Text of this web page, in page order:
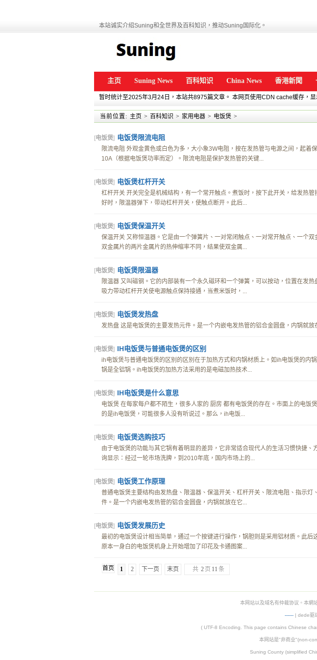
本站诚实介绍Suning和全世界及百科知识，推动Suning国际化。
主页 Suning News 百科知识 China News 香港新聞
暂时统计至2025年3月24日，本站共8975篇文章。 本网页使用CDN cache缓存，显
当前位置: 主页 > 百科知识 > 家用电器 > 电饭煲 >
[电饭煲] 电饭煲限流电阻
限流电阻 外观金黄色或白色为多，大小象3W电阻，按在发热管与电源之间，起着
10A（根据电饭煲功率而定）。限流电阻是保护发热管的关键...
[电饭煲] 电饭煲杠杆开关
杠杆开关 开关完全是机械结构，有一个常开触点。煮饭时，按下此开关，给发热
好时，限温器弹下，带动杠杆开关，使触点断开。此后...
[电饭煲] 电饭煲保温开关
保温开关 又称恒温器。它是由一个弹簧片、一对常闭触点、一对常开触点、一个
双金属片的两片金属片的热伸缩率不同，结果使双金属...
[电饭煲] 电饭煲限温器
限温器 又叫磁钢。它的内部装有一个永久磁环和一个弹簧，可以按动，位置在发
吸力带动杠杆开关使电源触点保持接通，当煮米饭时，...
[电饭煲] 电饭煲发热盘
发热盘 这是电饭煲的主要发热元件。是一个内嵌电发热管的铝合金圆盘，内锅就
[电饭煲] IH电饭煲与普通电饭煲的区别
ih电饭煲与普通电饭煲的区别的区别在于加热方式和内锅材质上。如ih电饭煲的内
锅是全铝锅。ih电饭煲的加热方法采用的是电磁加热技术...
[电饭煲] IH电饭煲是什么意思
电饭煲 在每家每户都不陌生，很多人家的 厨房 都有电饭煲的存在。市面上的电饭
的是ih电饭煲，可能很多人没有听说过。那么，ih电饭...
[电饭煲] 电饭煲选购技巧
由于电饭煲的功能与其它锅有着明显的差异，它非常适合现代人的生活习惯快捷、
询显示：经过一轮市场洗牌，到2010年底，国内市场上的...
[电饭煲] 电饭煲工作原理
普通电饭煲主要结构由发热盘、限温器、保温开关、杠杆开关、限流电阻、指示灯
件。是一个内嵌电发热管的铝合金圆盘，内锅就放在它...
[电饭煲] 电饭煲发展历史
最初的电饭煲设计相当简单，通过一个按键进行操作，锅胆则是采用铝材质。此后
原本一身白的电饭煲机身上开始增加了印花及卡通图案...
首页 1 2 下一页 末页 共 2 页 11 条
本网站以及域名有仲裁协议。本網
------| dede驱
( UTF-8 Encoding. This page contains Chinese
本网站是"非商业"(non-
Suning County (simplified